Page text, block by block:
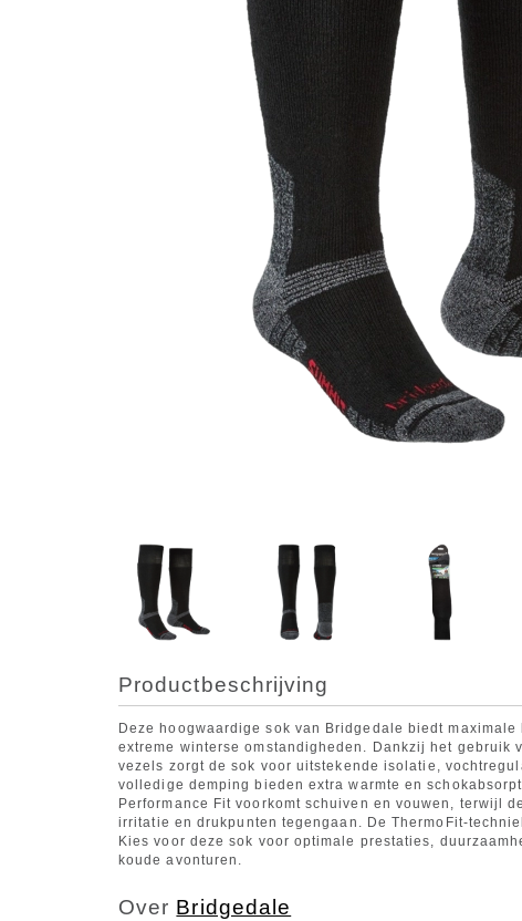
Productbeschrijving
Deze hoogwaardige sok van Bridgedale biedt
extreme winterse omstandigheden. Dankzij het gebruik
vezels zorgt de sok voor uitstekende isolatie,
volledige demping bieden extra warmte en
Performance Fit voorkomt schuiven en vouwen, terwijl
irritatie en drukpunten tegengaan. De ThermoFit-
Kies voor deze sok voor optimale prestaties,
koude avonturen.
Over Bridgedale